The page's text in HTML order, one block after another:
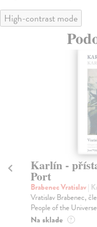
High-contrast mode
Karlín -
Port
Brabenec Vratislav|
Vratislav Brabenec,
People of the
Na sklade ?